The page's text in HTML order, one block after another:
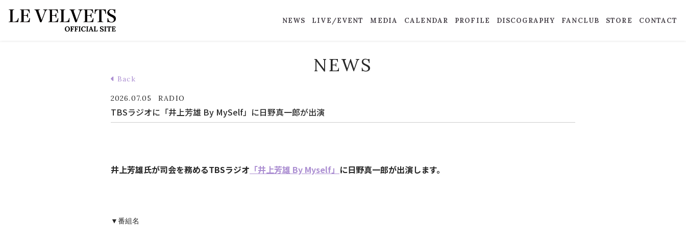
NEWS LIVE/EVENT MEDIA CALENDAR PROFILE DISCOGRAPHY FANCLUB STORE CONTACT
NEWS
Back
2026.07.05 RADIO
TBSラジオに「井上芳雄 By MySelf」に日野真一郎が出演
井上芳雄氏が司会を務めるTBSラジオ 「井上芳雄 By Myself」 に日野真一郎が出演します。
▼番組名